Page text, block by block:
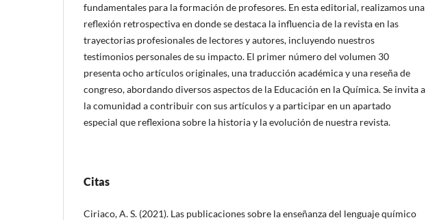
fundamentales para la formación de profesores. En esta editorial, realizamos una
reflexión retrospectiva en donde se destaca la influencia de la revista en las
trayectorias profesionales de lectores y autores, incluyendo nuestros
testimonios personales de su impacto. El primer número del volumen 30
presenta ocho artículos originales, una traducción académica y una reseña de
congreso, abordando diversos aspectos de la Educación en la Química. Se invita a
la comunidad a contribuir con sus artículos y a participar en un apartado
especial que reflexiona sobre la historia y la evolución de nuestra revista.
Citas
Ciriaco, A. S. (2021). Las publicaciones sobre la enseñanza del lenguaje químico